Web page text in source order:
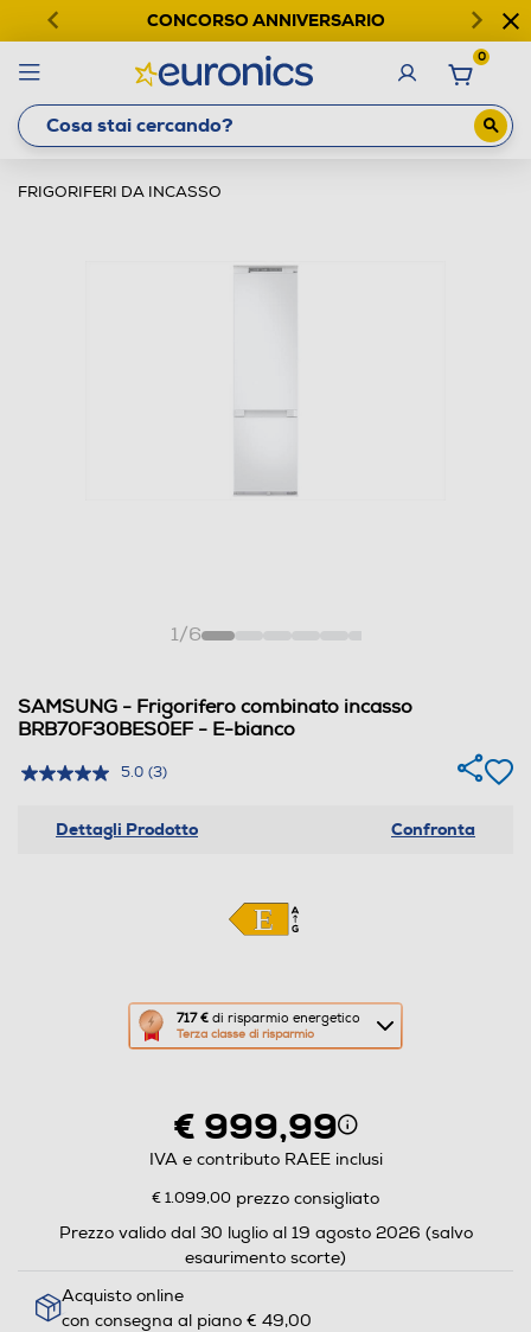
CONCORSO ANNIVERSARIO
0
FRIGORIFERI DA INCASSO
1/6
SAMSUNG - Frigorifero combinato incasso
BRB70F30BES0EF - E-bianco
5.0 (3)
Dettagli Prodotto Confronta
717 € di risparmio energetico
Terza classe di risparmio
Questa
azione
Calcolatore
risparmio
di
€ 999,99
IVA e contributo RAEE inclusi
€ 1.099,00 prezzo consigliato
Prezzo valido dal 30 luglio al 19 agosto 2026 (salvo
esaurimento scorte)
Acquisto online
con consegna al piano € 49,00